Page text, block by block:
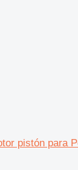
pistón para